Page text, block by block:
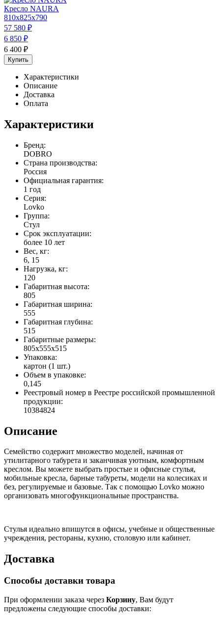
Кресло NAURA
810x825x790
57 580 ₽
6 850 ₽
6 400 ₽
Купить
Характеристики
Описание
Доставка
Оплата
Характеристики
Бренд:
DOBRO
Страна производства:
Россия
Официальная гарантия:
1 год
Серия:
Lovko
Группа:
Стул
Срок эксплуатации:
более 10 лет
Вес, кг:
6, 15
Нагрузка, кг:
120
Габаритная высота:
805
Габаритная ширина:
555
Габаритная глубина:
515
Габаритные размеры:
805x555x515
Упаковка:
картон (1 шт.)
Объем в упаковке:
0,145
Реестровый номер в Реестре российской промышленной
продукции:
10384824
Описание
Семейство содержит множество моделей, начиная от
утилитарного табурета и заканчивая уютным, комфортным
креслом. Вы можете выбрать простые и офисные стулья,
мобильные кресла, барные табуреты, модели на колесиках и
без, регулируемые и базовые. Так с помощью Lovko можно
организовать многофункциональные пространства.
Стулья идеально впишутся в офисы, учебные и общественные
учреждения, рестораны, кухню, столовую или кабинет.
Доставка
Способы доставки товара
При оформлении заказа через Корзину, Вам будут
предложены следующие способы доставки: